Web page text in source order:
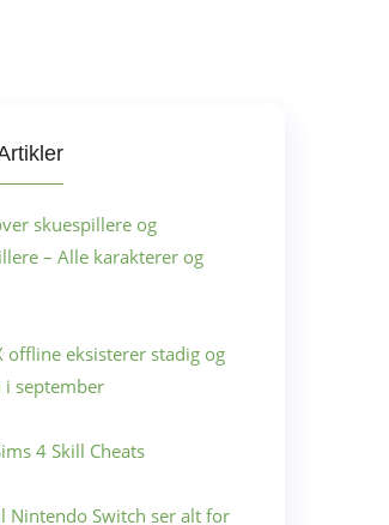
skuespillere og
– Alle karakterer og
offline eksisterer stadig og
i september
4 Skill Cheats
Nintendo Switch ser alt for